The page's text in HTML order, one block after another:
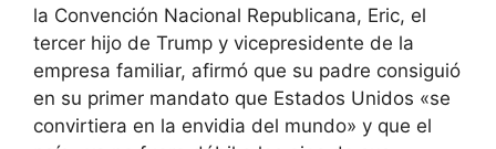
la Convención Nacional Republicana, Eric, el
tercer hijo de Trump y vicepresidente de la
empresa familiar, afirmó que su padre consiguió
en su primer mandato que Estados Unidos «se
convirtiera en la envidia del mundo» y que el